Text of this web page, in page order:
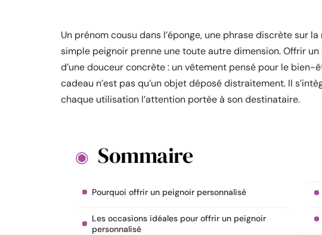
Un prénom cousu dans l’éponge, une phrase discrète sur
simple peignoir prenne une toute autre dimension. Offrir
d’une douceur concrète : un vêtement pensé pour le bien-
cadeau n’est pas qu’un objet déposé distraitement. Il
chaque utilisation l’attention portée à son destinataire.
Sommaire
Pourquoi offrir un peignoir personnalisé
Les occasions idéales pour offrir un peignoir
personnalisé